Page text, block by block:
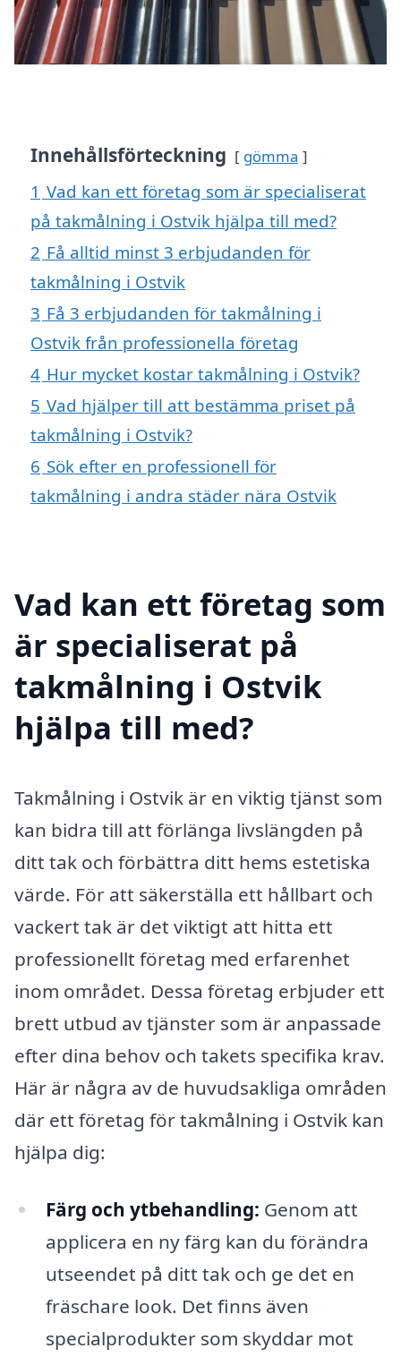
Innehållsförteckning gömma
1 Vad kan ett företag som är specialiserat
på takmålning i Ostvik hjälpa till med?
2 Få alltid minst 3 erbjudanden för
takmålning i Ostvik
3 Få 3 erbjudanden för takmålning i
Ostvik från professionella företag
4 Hur mycket kostar takmålning i Ostvik?
5 Vad hjälper till att bestämma priset på
takmålning i Ostvik?
6 Sök efter en professionell för
takmålning i andra städer nära Ostvik
Vad kan ett företag som
är specialiserat på
takmålning i Ostvik
hjälpa till med?
Takmålning i Ostvik är en viktig tjänst som
kan bidra till att förlänga livslängden på
ditt tak och förbättra ditt hems estetiska
värde. För att säkerställa ett hållbart och
vackert tak är det viktigt att hitta ett
professionellt företag med erfarenhet
inom området. Dessa företag erbjuder ett
brett utbud av tjänster som är anpassade
efter dina behov och takets specifika krav.
Här är några av de huvudsakliga områden
där ett företag för takmålning i Ostvik kan
hjälpa dig:
Färg och ytbehandling: Genom att
applicera en ny färg kan du förändra
utseendet på ditt tak och ge det en
fräschare look. Det finns även
specialprodukter som skyddar mot